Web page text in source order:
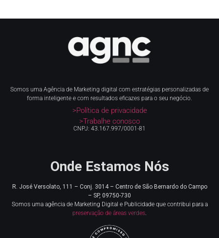
Somos uma Agência de Marketing digital com estratégias personalizadas de
forma inteligente e com resultados eficazes para o seu negócio.
>Política de privacidade
>Trabalhe conosco
CNPJ: 43.167.997/0001-81
Onde Estamos Nós
R. José Versolato, 111 – Conj. 3014 – Centro de São Bernardo do Campo
– SP, 09750-730
Somos uma agência de Marketing Digital e Publicidade que contribui para a
preservação de áreas verdes.